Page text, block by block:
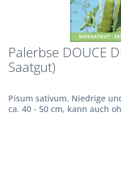
Palerbse DOUCE
Saatgut)
Pisum sativum. Niedrige
ca. 40 - 50 cm, kann auch